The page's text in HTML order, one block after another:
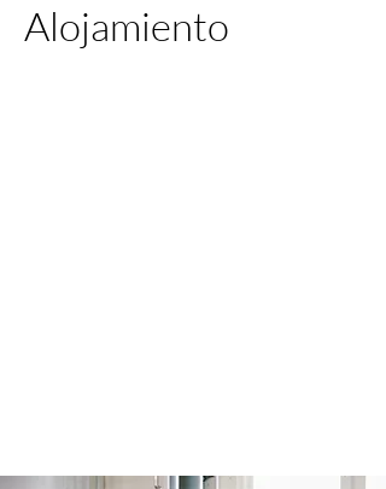
Alojamiento